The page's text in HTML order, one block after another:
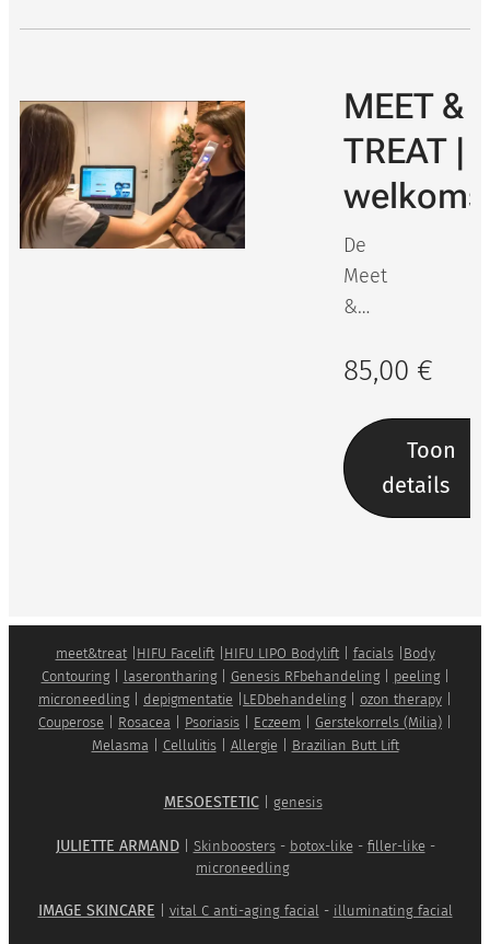
MEET &
TREAT |
De
Meet
&
beha
ng is
er
om
het u
klant
wat
makk
elijke
Komt
voor
85,00 €
Toon
details
meet&treat| HIFU Facelift| HIFU LIPO Bodylift| facials| Body
Contouring| laserontharing| Genesis RFbehandeling| peeling|
microneedling| depigmentatie LEDbehandeling| ozon therapy
Couperose
Rosacea Psoriasis Eczeem Gerstekorrels (Milia)
Melasma
Cellulitis| Allergie Brazilian Butt Lift
MESOESTETIC| genesis
JULIETTE ARMAND| Skinboosters- botox-like- filler-like-
microneedling
IMAGE SKINCARE vital C anti-aging facial - illuminating facial